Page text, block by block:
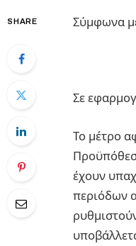
SHARE Σύμφωνα
Σε
Το μέτρο
έχουν
περιόδων